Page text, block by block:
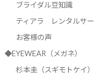
ブライダル豆知識
ティアラ レンタルサー
お客様の声
◆EYEWEAR（メガネ）
杉本圭（スギモトケイ）